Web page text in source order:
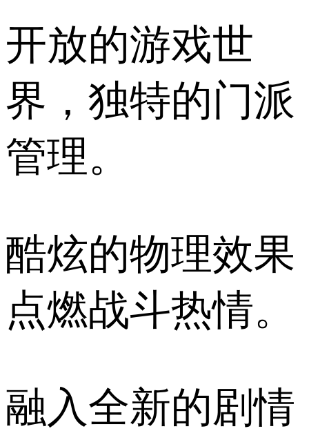
开放的游戏世
界，独特的门派
管理。
酷炫的物理效果
点燃战斗热情。
融入全新的剧情